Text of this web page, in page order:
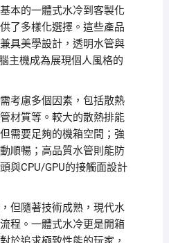
本的一體式水冷到客製化
了多樣化選擇。這些產品
具美學設計，透明水管與
主機成為展現個人風格的
考慮多個因素，包括散熱
材質等。較大的散熱排能
需要足夠的機箱空間；強
順暢；高品質水管則能防
與CPU/GPU的接觸面設計
但隨著技術成熟，現代水
程。一體式水冷更是開箱